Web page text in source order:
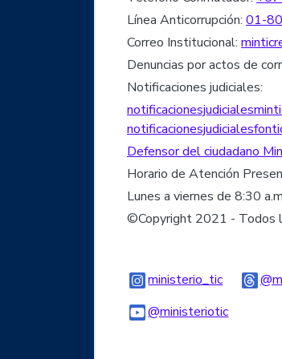
Línea Anticorrupción: 01-
Correo Institucional:
Denuncias por actos de
Notificaciones judiciales:
Defensor del ciudadano
Horario de Atención
Lunes a viernes de 8:30
©Copyright 2021 - Todos
ministerio_ticLogo
@ministerioticLogo